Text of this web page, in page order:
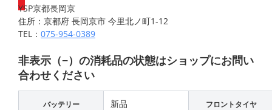
YSP京都長岡京
住所：京都府 長岡京市 今里北ノ町1-12
TEL： 075-954-0389
非表示（−）の消耗品の状態はショップにお問い
合わせください
バッテリー 新品 フロントタイヤ